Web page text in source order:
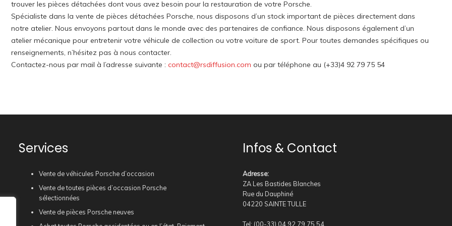
trouver les pièces détachées dont vous avez besoin pour la restauration de votre Porsche.
Spécialiste dans la vente de pièces détachées Porsche, nous disposons d’un stock important de pièces directement dans
notre atelier. Nous envoyons partout dans le monde avec des partenaires de confiance. Nous disposons également d’un
atelier mécanique pour entretenir votre véhicule de collection ou votre voiture de sport. Pour toutes demandes spécifiques ou
renseignements, n’hésitez pas à nous contacter.
Contactez-nous par mail à l’adresse suivante : contact@rsdiffusion.com ou par téléphone au (+33)4 92 79 75 54
Services
Vente de véhicules Porsche d’occasion
Vente de toutes pièces d’occasion Porsche
sélectionnées
Vente de pièces Porsche neuves
Infos & Contact
Adresse:
ZA Les Bastides Blanches
Rue du Dauphiné
04220 SAINTE TULLE
Tel: (00-33) 04 92 79 75 54